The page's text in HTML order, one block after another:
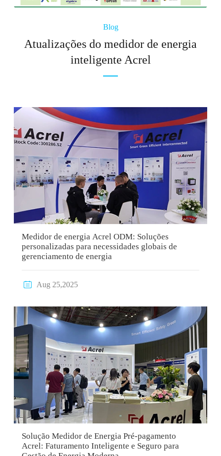
Blog
Atualizações do medidor de energia
inteligente Acrel
Medidor de energia Acrel ODM: Soluções
personalizadas para necessidades globais de
gerenciamento de energia
 Aug 25,2025
Solução Medidor de Energia Pré-pagamento
Acrel: Faturamento Inteligente e Seguro para